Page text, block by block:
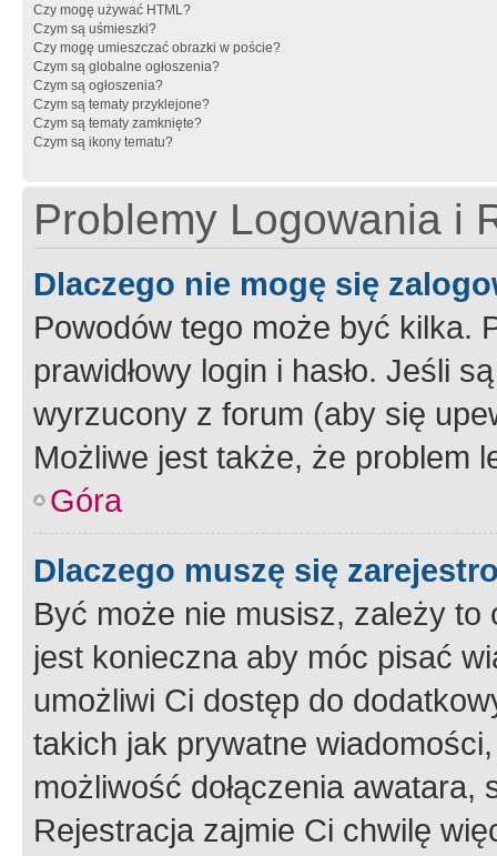
Czy mogę używać HTML?
Czym są uśmieszki?
Czy mogę umieszczać obrazki w poście?
Czym są globalne ogłoszenia?
Czym są ogłoszenia?
Czym są tematy przyklejone?
Czym są tematy zamknięte?
Czym są ikony tematu?
Problemy Logowania i
Dlaczego nie mogę się
Powodów tego może być kilka.
prawidłowy login i hasło. Jeśli
wyrzucony z forum (aby się
Możliwe jest także, że problem
Góra
Dlaczego muszę się
Być może nie musisz, zależy
jest konieczna aby móc pisać
umożliwi Ci dostęp do
takich jak prywatne
możliwość dołączenia
Rejestracja zajmie Ci chwilę